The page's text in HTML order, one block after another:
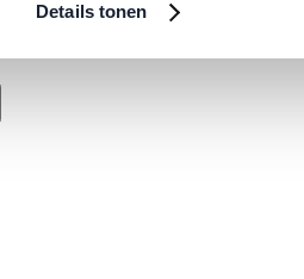
Details tonen